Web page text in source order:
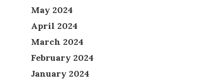
May 2024
April 2024
March 2024
February 2024
January 2024